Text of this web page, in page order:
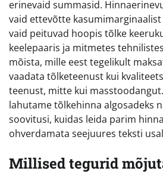
erinevaid summasid.
vaid ettevõtte
vaid peituvad hoopis tõlke
keelepaaris ja mitmetes
mõista, mille eest tegelikult
vaadata tõlketeenust kui
teenust, mitte kui
lahutame tõlkehinna algosadeks
soovitusi, kuidas leida parim
ohverdamata seejuures teksti
Millised tegurid